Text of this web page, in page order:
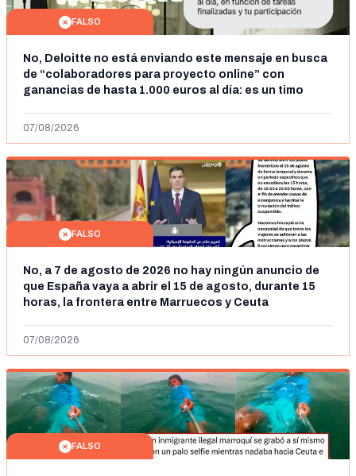
FALSO
No, Deloitte no está enviando este mensaje en busca
de “colaboradores para proyecto online” con
ganancias de hasta 1.000 euros al día: es un timo
07/08/2026
FALSO
No, a 7 de agosto de 2026 no hay ningún anuncio de
que España vaya a abrir el 15 de agosto, durante 15
horas, la frontera entre Marruecos y Ceuta
07/08/2026
FALSO